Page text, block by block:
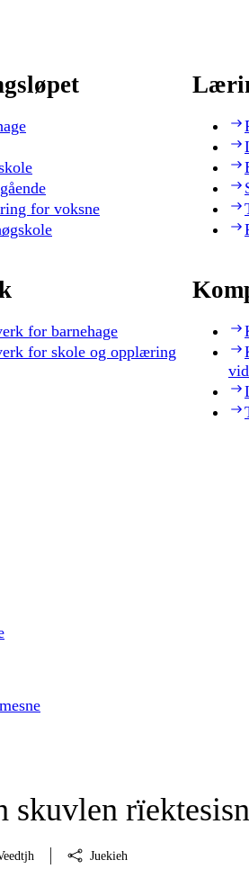
for voksne
for barnehage
for skole og opplæring
skuvlen
Juekieh